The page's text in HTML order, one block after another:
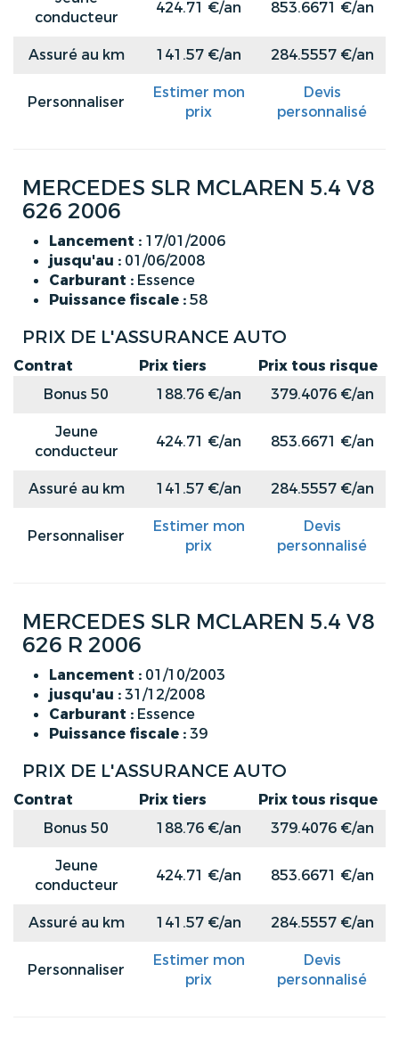
conducteur
424.71 €/an 853.6671 €/an
Assuré au km 141.57 €/an 284.5557 €/an
Personnaliser
Estimer mon
prix
Devis
personnalisé
MERCEDES SLR MCLAREN 5.4 V8
626 2006
Lancement : 17/01/2006
jusqu'au : 01/06/2008
Carburant : Essence
Puissance fiscale :58
PRIX DE L'ASSURANCE AUTO
Contrat Prix tiers
Prix tous risque
Bonus 50
188.76 €/an
379.4076 €/an
Jeune
conducteur
424.71 €/an 853.6671 €/an
Assuré au km 141.57 €/an 284.5557 €/an
Personnaliser
Estimer mon
prix
Devis
personnalisé
MERCEDES SLR MCLAREN 5.4 V8
626 R 2006
Lancement : 01/10/2003
jusqu'au :31/12/2008
Carburant : Essence
Puissance fiscale :39
PRIX DE L'ASSURANCE AUTO
Contrat Prix tiers
Prix tous risque
Bonus 50
188.76 €/an
379.4076 €/an
Jeune
conducteur
424.71 €/an 853.6671 €/an
Assuré au km 141.57 €/an 284.5557 €/an
Personnaliser
Estimer mon
prix
Devis
personnalisé